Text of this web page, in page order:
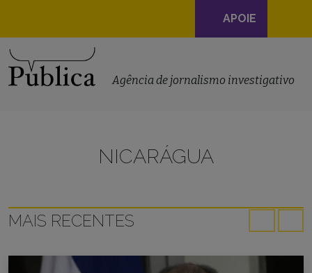
Navegação
principal
APOIE
Agência de jornalismo investigativo
NICARÁGUA
MAIS RECENTES